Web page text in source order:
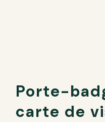
Porte-
carte de